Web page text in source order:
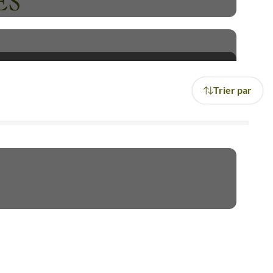
Trier par